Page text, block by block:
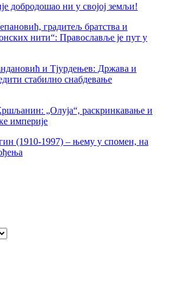
добродошао ни у својој земљи!
градитељ братства и
нити“: Православље је пут у
и Тјурдењев: Држава и
стабилно снабдевање
„Олуја“, раскринкавање и
империје
(1910-1997) – њему у спомен, на